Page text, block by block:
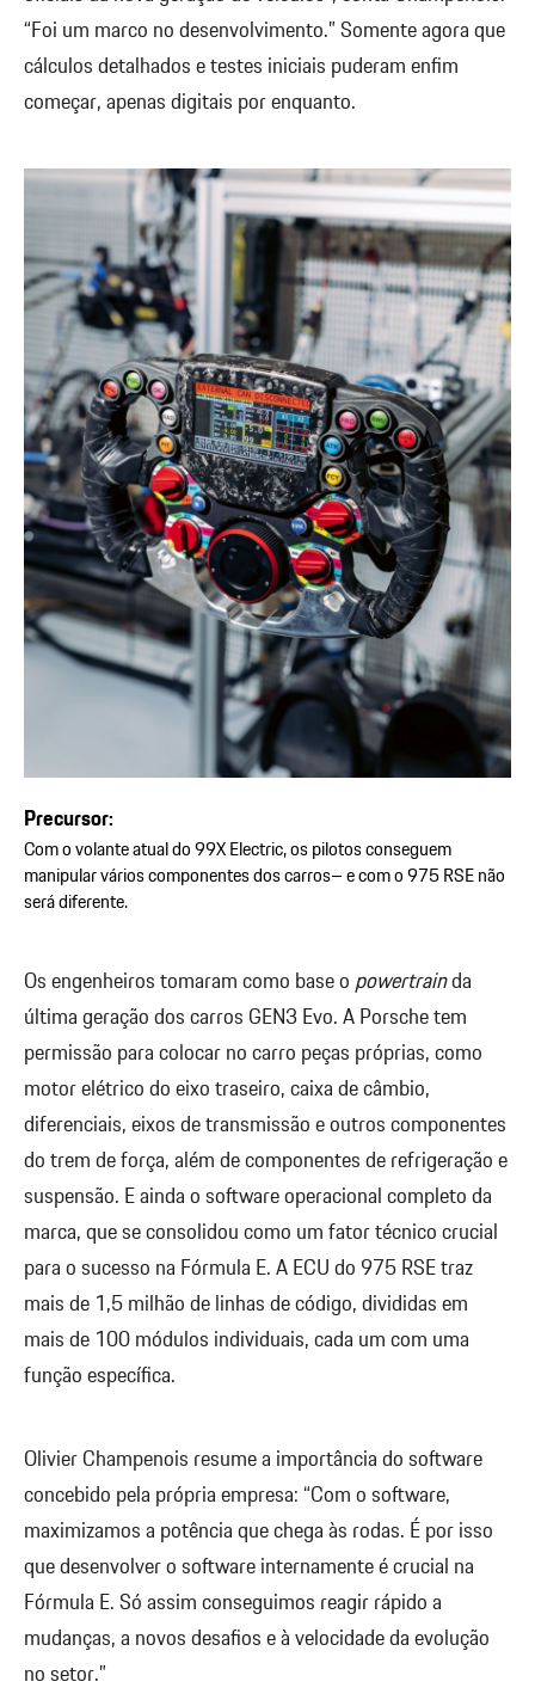
“Foi um marco no desenvolvimento.” Somente agora que
cálculos detalhados e testes iniciais puderam enfim
começar, apenas digitais por enquanto.
Precursor:
Com o volante atual do 99X Electric, os pilotos conseguem
manipular vários componentes dos carros– e com o 975 RSE não
será diferente.
Os engenheiros tomaram como base opowertrainda
última geração dos carros GEN3 Evo. A Porsche tem
permissão para colocar no carro peças próprias, como
motor elétrico do eixo traseiro, caixa de câmbio,
diferenciais, eixos de transmissão e outros componentes
do trem de força, além de componentes de refrigeração e
suspensão. E ainda o software operacional completo da
marca, que se consolidou como um fator técnico crucial
para o sucesso na Fórmula E. A ECU do 975 RSE traz
mais de 1,5 milhão de linhas de código, divididas em
mais de 100 módulos individuais, cada um com uma
função específica.
Olivier Champenois resume a importância do software
concebido pela própria empresa: “Com o software,
maximizamos a potência que chega às rodas. É por isso
que desenvolver o software internamente é crucial na
Fórmula E. Só assim conseguimos reagir rápido a
mudanças, a novos desafios e à velocidade da evolução
no setor.”